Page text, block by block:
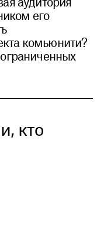
его
комьюнити?
кто